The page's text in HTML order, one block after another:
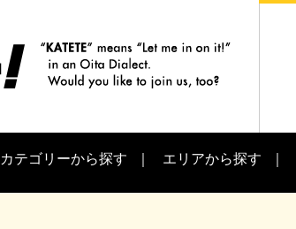
カテゴリーから探す エリアから探す